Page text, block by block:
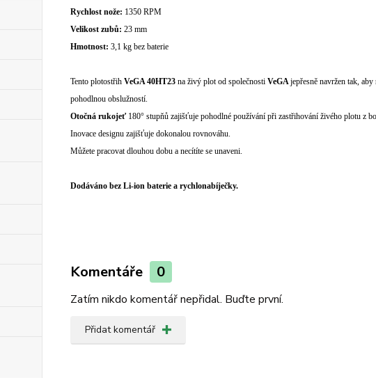
Rychlost nože: 1350 RPM
Velikost zubů: 23 mm
Hmotnost: 3,1 kg bez baterie
Tento plotostřih VeGA 40HT23 na živý plot od společnosti VeGAjepřesně navržen tak,
pohodlnou obslužností.
Otočná rukojeť180° stupňů zajišťuje pohodlné používání při zastřihování živého plotu z
Inovace designu zajišťuje dokonalou rovnováhu.
Můžete pracovat dlouhou dobu a necítíte se unaveni.
Dodáváno bez Li-ion baterie a rychlonabíječky.
Komentáře 0
Zatím nikdo komentář nepřidal. Buďte první.
Přidat komentář